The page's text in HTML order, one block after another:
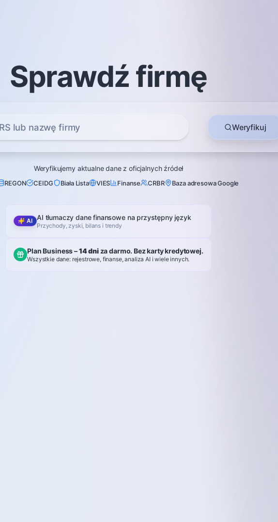
Sprawdź firmępo
Weryfikuj
Weryfikujemy aktualne dane z oficjalnych źródeł
REGON CEIDG Biała Lista VIES Finanse CRBR Baza adresowa Google
AI AI tłumaczy dane finansowe na przystępny język
Przychody, zyski, bilans i trendy
Plan Business –14 dniza darmo. Bez karty kredytowej.
Wszystkie dane: rejestrowe, finanse, analiza AI i wiele innych.